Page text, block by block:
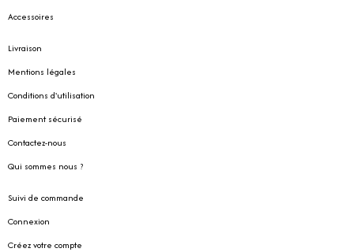
Accessoires
Livraison
Mentions légales
Conditions d'utilisation
Paiement sécurisé
Contactez-nous
Qui sommes nous ?
Suivi de commande
Connexion
Créez votre compte